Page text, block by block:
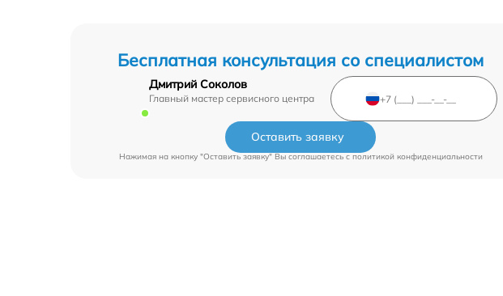
Бесплатная консультация со специалистом
Дмитрий Соколов
Главный мастер сервисного центра
Оставить заявку
Нажимая на кнопку "Оставить заявку" Вы соглашаетесь cполитикой конфиденциальности